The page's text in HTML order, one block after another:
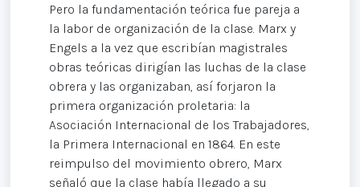
Pero la fundamentación teórica fue pareja a
la labor de organización de la clase. Marx y
Engels a la vez que escribían magistrales
obras teóricas dirigían las luchas de la clase
obrera y las organizaban, así forjaron la
primera organización proletaria: la
Asociación Internacional de los Trabajadores,
la Primera Internacional en 1864. En este
reimpulso del movimiento obrero, Marx
señaló que la clase había llegado a su